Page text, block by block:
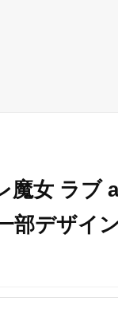
女 ラブ
部デザイ